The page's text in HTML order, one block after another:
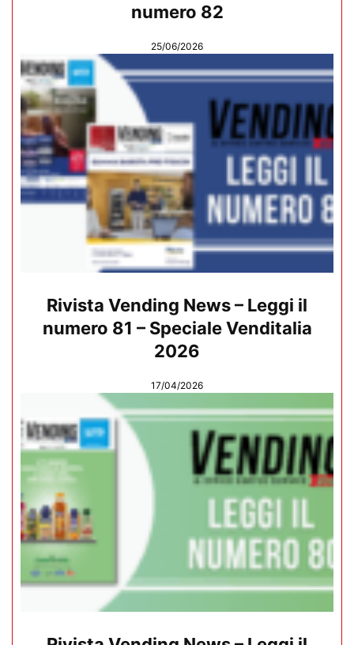
numero 82
25/06/2026
Rivista Vending News – Leggi il
numero 81 – Speciale Venditalia
2026
17/04/2026